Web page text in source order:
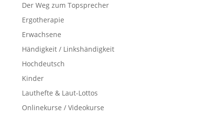
Der Weg zum Topsprecher
Ergotherapie
Erwachsene
Händigkeit / Linkshändigkeit
Hochdeutsch
Kinder
Lauthefte & Laut-Lottos
Onlinekurse / Videokurse